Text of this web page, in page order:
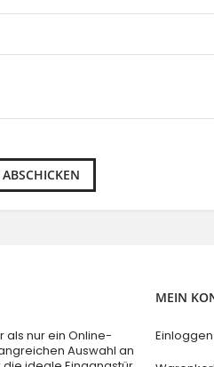
als nur ein Online-
Auswahl an
MEIN
Einloggen